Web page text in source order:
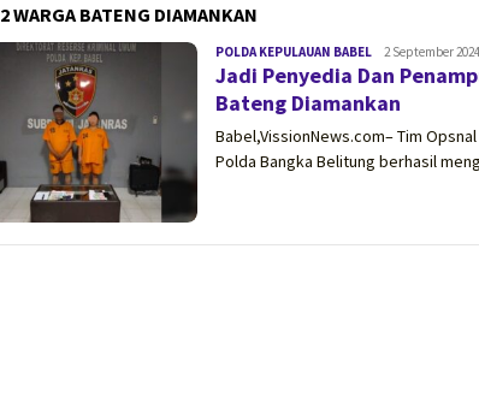
2 WARGA BATENG DIAMANKAN
POLDA KEPULAUAN BABEL vissionnews.com
2 September 2024
Jadi Penyedia Dan
Bateng Diamankan
Babel,VissionNews.com– Tim
Polda Bangka Belitung berhasil